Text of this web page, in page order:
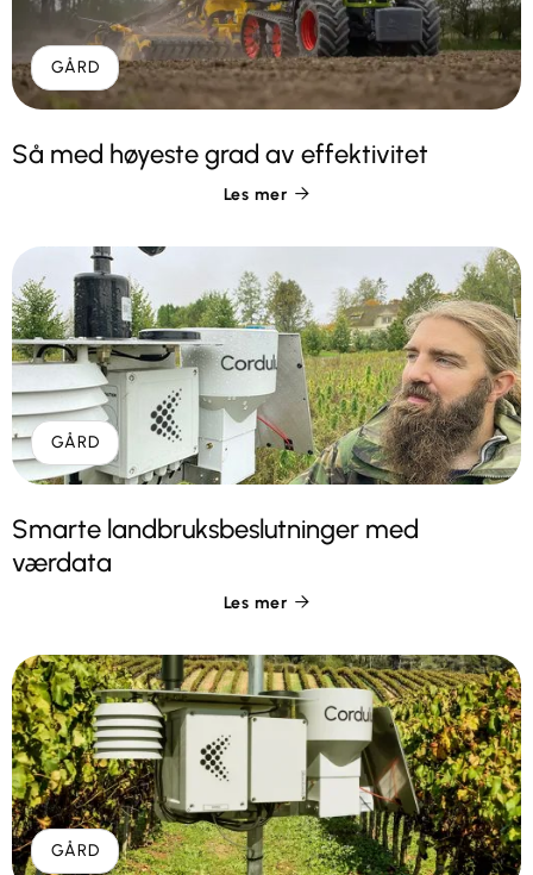
GÅRD
Så med høyeste grad av effektivitet
Les mer 
GÅRD
Smarte landbruksbeslutninger med
værdata
Les mer 
GÅRD